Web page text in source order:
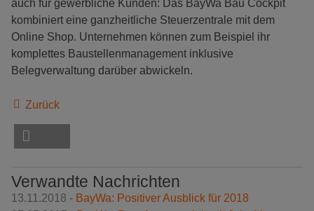
auch für gewerbliche Kunden: Das BayWa Bau Cockpit
kombiniert eine ganzheitliche Steuerzentrale mit dem
Online Shop. Unternehmen können zum Beispiel ihr
komplettes Baustellenmanagement inklusive
Belegverwaltung darüber abwickeln.
Zurück
Verwandte Nachrichten
13.11.2018 - BayWa: Positiver Ausblick für 2018